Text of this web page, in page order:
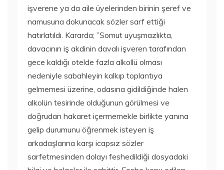
işverene ya da aile üyelerinden birinin şeref ve
namusuna dokunacak sözler sarf ettiği
hatırlatıldı. Kararda; ”Somut uyuşmazlıkta,
davacının iş akdinin davalı işveren tarafından
gece kaldığı otelde fazla alkollü olması
nedeniyle sabahleyin kalkıp toplantıya
gelmemesi üzerine, odasına gidildiğinde halen
alkolün tesirinde olduğunun görülmesi ve
doğrudan hakaret içermemekle birlikte yanına
gelip durumunu öğrenmek isteyen iş
arkadaşlarına karşı icapsız sözler
sarfetmesinden dolayı feshedildiği dosyadaki